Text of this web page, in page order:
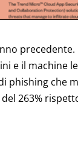
e il machine
phishing che
263%